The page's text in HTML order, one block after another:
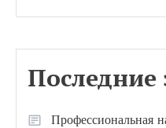
Последние
Профессиональная